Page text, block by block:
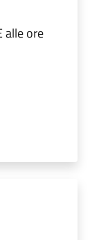
alle ore